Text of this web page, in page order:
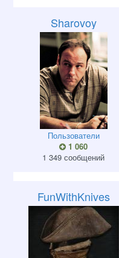
Sharovoy
Пользователи
1 060
1 349 сообщений
FunWithKnives